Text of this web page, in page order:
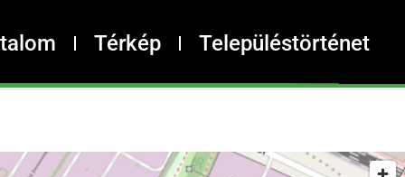
Térkép Településtörténet